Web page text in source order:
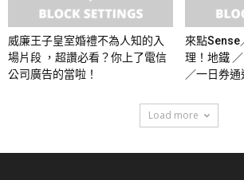
威廉王子皇室婚禮不為人知的入
場片段 ，超讚必看？你上了電信
公司廣告的當啦！
來點Sense
理！地鐵
／一日券
Load more